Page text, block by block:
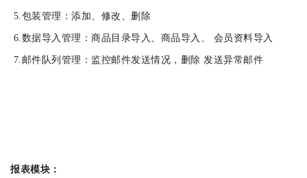
5.包装管理：添加、修改、删除
6.数据导入管理：商品目录导入、商品导入、 会员资料导入
7.邮件队列管理：监控邮件发送情况，删除 发送异常邮件
报表模块：